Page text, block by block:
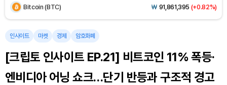
Bitcoin (BTC) ₩ 91,861,395 (+0.82%)
인사이트 마켓 경제 암호화폐
[크립토 인사이트 EP.21] 비트코인 11% 폭등·
엔비디아 어닝 쇼크…단기 반등과 구조적 경고